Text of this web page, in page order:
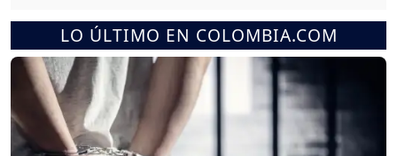
LO ÚLTIMO EN COLOMBIA.COM